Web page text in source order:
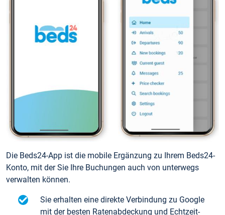
Die Beds24-App ist die mobile Ergänzung zu Ihrem Beds24-
Konto, mit der Sie Ihre Buchungen auch von unterwegs
verwalten können.
Sie erhalten eine direkte Verbindung zu Google
mit der besten Ratenabdeckung und Echtzeit-